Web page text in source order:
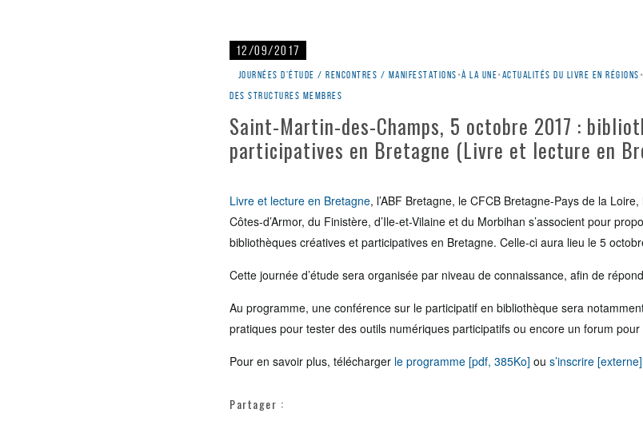
12/09/2017
Journées d'étude / rencontres / manifestations •À la une•Actualités du livre en régions •
des structures membres
Saint-Martin-des-Champs, 5 octobre 2017 :
participatives en Bretagne (Livre et lecture en
Livre et lecture en Bretagne, l’ABF Bretagne, le CFCB Bretagne-Pays de la
Côtes-d’Armor, du Finistère, d’Ile-et-Vilaine et du Morbihan s’associent pour
bibliothèques créatives et participatives en Bretagne. Celle-ci aura lieu le 5
Cette journée d’étude sera organisée par niveau de connaissance, afin de
Au programme, une conférence sur le participatif en bibliothèque sera
pratiques pour tester des outils numériques participatifs ou encore un forum
Pour en savoir plus, télécharger le programme [pdf, 385Ko] ou s’inscrire [externe]
Partager :